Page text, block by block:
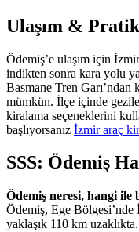
Ulaşım &
Ödemiş’e ulaşım için
indikten sonra kara yolu
Basmane Tren
mümkün. İlçe içinde
kiralama seçeneklerini
başlıyorsanız İzmir araç
SSS: Ödemiş
Ödemiş neresi, hangi ile
Ödemiş, Ege
yaklaşık 110 km uzaklıkta.